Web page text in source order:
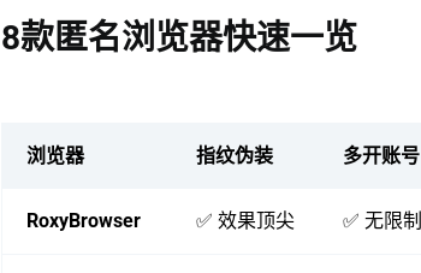
8款匿名浏览器快速一览
浏览器 指纹伪装 多开账号
RoxyBrowser ✅ 效果顶尖 ✅ 无限制